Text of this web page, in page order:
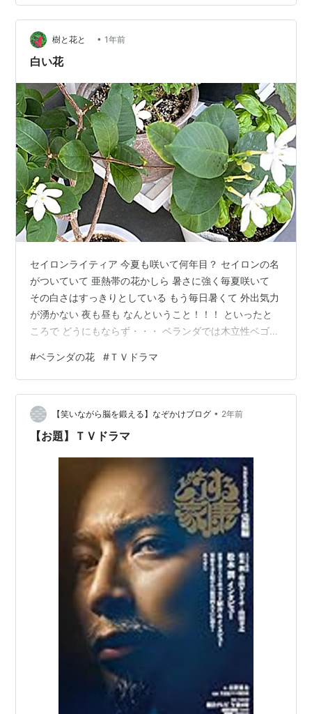
て、まだ制作についての詳細も公表されていません。 過
去4本に参加した作品のうち、1本だけが年内公開。残り3
本は来年以降になりそうです。 なぜ映画ばかり？ 地方住
まいの事情 ちょっと考えてみると、これ（映画ばかり）
樹と花と • 1年前
白い花
セイロンライティア 今夏も咲いて何年目？ セイロンの名
がついていて 亜熱帯の花かしら 暑さに強く毎夏咲いて
その白さはすっきりとしている もう毎日暑くて 外出気力
が湧かない 夜も昼も なんということ！！！ といったと
ころで どうにもならず・・・ ベランダでは木立性ベゴニ
越しのお供の予定です 今年もフシグロセンノウが咲いた
神代植物公園の山野草展で種を買い蒔いて咲いて2年目で
す 田中澄江先生がお好きな花でした 懐かしいなあ 山に
登りたいなあー ＊＊＊＊＊＊ ここのところのお楽しみは
TVBSの平日５時からの韓国ドラマ「薯童謡」です 日本
#ベランダの花 #ＴＶドラマ
【笑いながら脳を鍛える】なぞかけブログ • 2年前
【お題】ＴＶドラマ